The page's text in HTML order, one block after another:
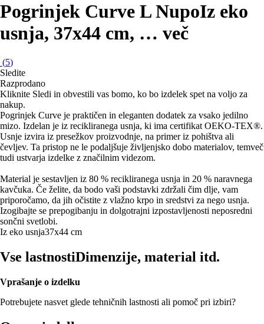
Pogrinjek Curve L NupoIz eko
usnja, 37x44 cm, … več
(5)
Sledite
Razprodano
Kliknite Sledi in obvestili vas bomo, ko bo izdelek spet na voljo za
nakup.
Pogrinjek Curve je praktičen in eleganten dodatek za vsako jedilno
mizo. Izdelan je iz recikliranega usnja, ki ima certifikat OEKO-TEX®.
Usnje izvira iz presežkov proizvodnje, na primer iz pohištva ali
čevljev. Ta pristop ne le podaljšuje življenjsko dobo materialov, temveč
tudi ustvarja izdelke z značilnim videzom.
Material je sestavljen iz 80 % recikliranega usnja in 20 % naravnega
kavčuka. Če želite, da bodo vaši podstavki zdržali čim dlje, vam
priporočamo, da jih očistite z vlažno krpo in sredstvi za nego usnja.
Izogibajte se prepogibanju in dolgotrajni izpostavljenosti neposredni
sončni svetlobi.
Iz eko usnja37x44 cm
Vse lastnostiDimenzije, material itd.
Vprašanje o izdelku
Potrebujete nasvet glede tehničnih lastnosti ali pomoč pri izbiri?